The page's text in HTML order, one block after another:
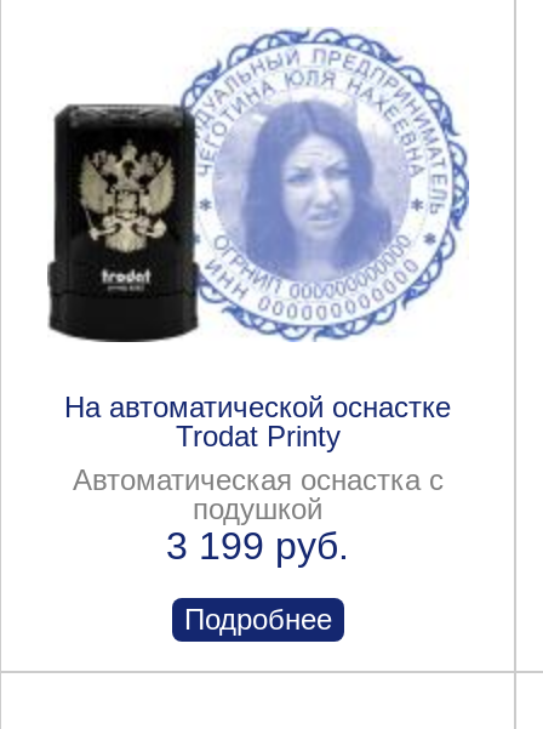
На автоматической оснастке
Trodat Printy
Автоматическая оснастка с
подушкой
3 199 руб.
Подробнее